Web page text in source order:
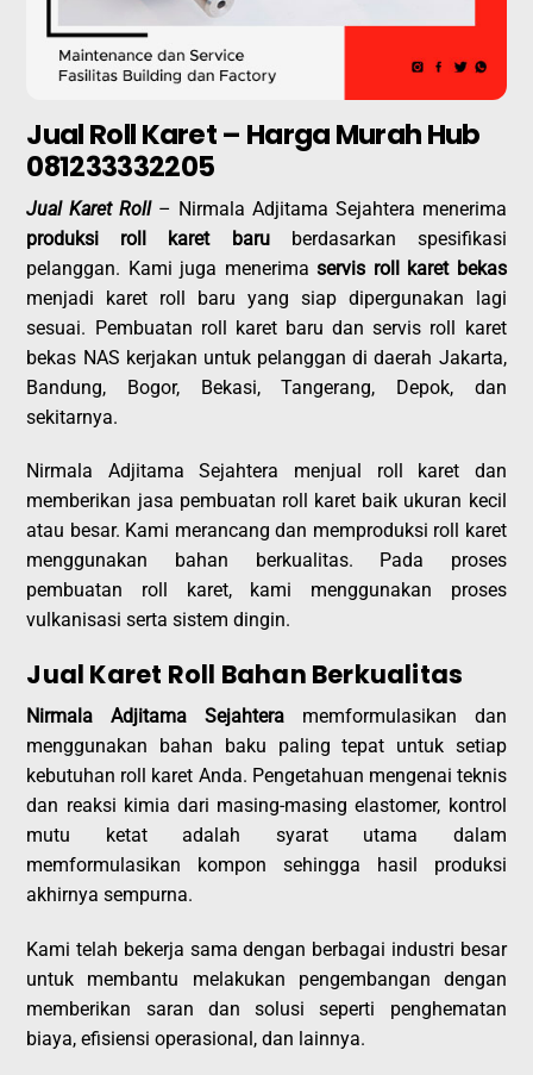
Jual Roll Karet – Harga Murah Hub
081233332205
Jual Karet Roll – Nirmala Adjitama Sejahtera menerima
produksi roll karet baruberdasarkan spesifikasi
pelanggan. Kami juga menerimaservis roll karet bekas
menjadi karet roll baru yang siap dipergunakan lagi
sesuai. Pembuatan roll karet baru dan servis roll karet
bekas NAS kerjakan untuk pelanggan di daerah Jakarta,
Bandung, Bogor, Bekasi, Tangerang, Depok, dan
sekitarnya.
Nirmala Adjitama Sejahtera menjual roll karet dan
memberikan jasa pembuatan roll karet baik ukuran kecil
atau besar. Kami merancang dan memproduksi roll karet
menggunakan bahan berkualitas. Pada proses
pembuatan roll karet, kami menggunakan proses
vulkanisasi serta sistem dingin.
Jual Karet Roll Bahan Berkualitas
Nirmala Adjitama Sejahtera memformulasikan dan
menggunakan bahan baku paling tepat untuk setiap
kebutuhan roll karet Anda. Pengetahuan mengenai teknis
dan reaksi kimia dari masing-masing elastomer, kontrol
mutu ketat adalah syarat utama dalam
memformulasikan kompon sehingga hasil produksi
akhirnya sempurna.
Kami telah bekerja sama dengan berbagai industri besar
untuk membantu melakukan pengembangan dengan
memberikan saran dan solusi seperti penghematan
biaya, efisiensi operasional, dan lainnya.